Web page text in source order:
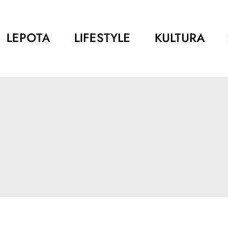
LEPOTA LIFESTYLE KULTURA